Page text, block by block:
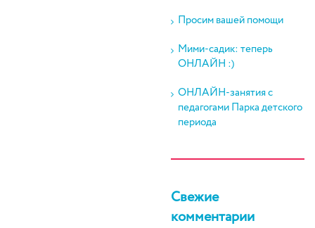
Просим вашей помощи
Мими-садик: теперь
ОНЛАЙН :)
ОНЛАЙН-занятия с
педагогами Парка детского
периода
Свежие
комментарии